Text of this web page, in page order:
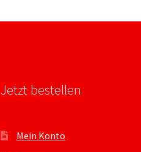
Jetzt bestellen
Mein Konto